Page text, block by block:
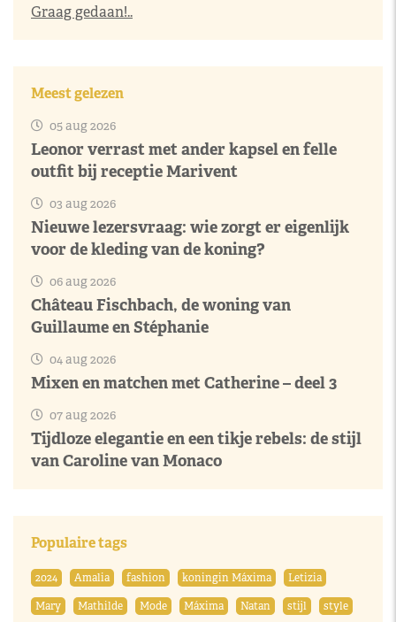
Graag gedaan!..
Meest gelezen
05 aug 2026
Leonor verrast met ander kapsel en felle
outfit bij receptie Marivent
03 aug 2026
Nieuwe lezersvraag: wie zorgt er eigenlijk
voor de kleding van de koning?
06 aug 2026
Château Fischbach, de woning van
Guillaume en Stéphanie
04 aug 2026
Mixen en matchen met Catherine – deel 3
07 aug 2026
Tijdloze elegantie en een tikje rebels: de stijl
van Caroline van Monaco
Populaire tags
2024 Amalia fashion koningin Máxima
Letizia
Mary
Mathilde Mode Máxima Natan stijl style